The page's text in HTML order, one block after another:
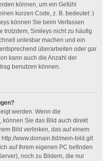
können, um ein Gefühl
kurzen Code, z. B. bedeutet :)
können Sie beim Verfassen
trotzdem, Smileys nicht zu häufig
unlesbar machen und ein
überarbeiten oder gar
kann auch die Anzahl der
benutzen können.
werden. Wenn die
Sie das Bild auch direkt
Bild verlinken, das auf einem
www.domain.tld/mein-bild.gif.
auf Ihrem eigenen PC befinden
noch zu Bildern, die nur